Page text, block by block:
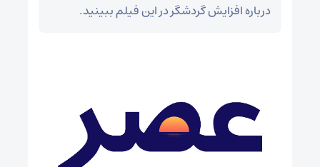
درباره افزایش گردشگر در این فیلم ببینید.